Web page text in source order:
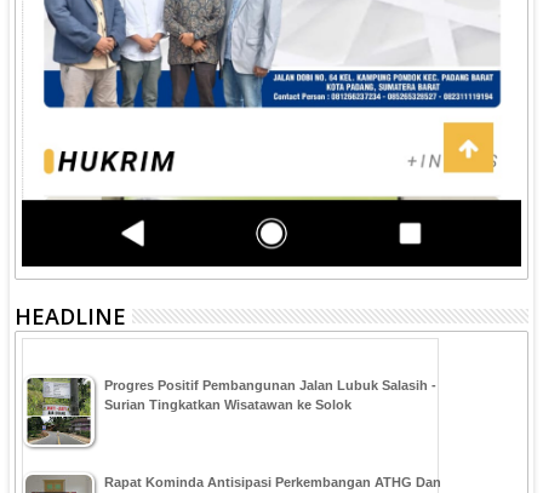
HEADLINE
Progres Positif Pembangunan Jalan Lubuk Salasih -
Surian Tingkatkan Wisatawan ke Solok
Rapat Kominda Antisipasi Perkembangan ATHG Dan